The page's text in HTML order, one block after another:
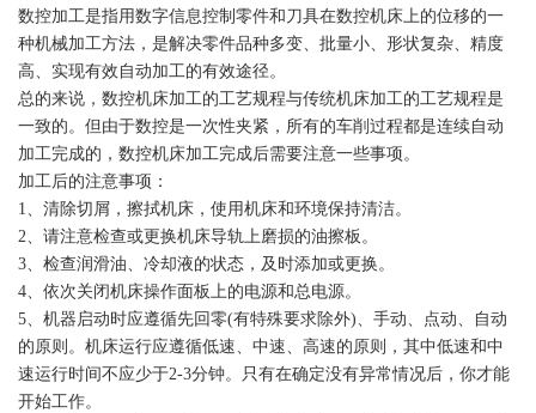
数控加工是指用数字信息控制零件和刀具在数控机床上的位移的一
种机械加工方法，是解决零件品种多变、批量小、形状复杂、精度
高、实现有效自动加工的有效途径。
总的来说，数控机床加工的工艺规程与传统机床加工的工艺规程是
一致的。但由于数控是一次性夹紧，所有的车削过程都是连续自动
加工完成的，数控机床加工完成后需要注意一些事项。
加工后的注意事项：
1、清除切屑，擦拭机床，使用机床和环境保持清洁。
2、请注意检查或更换机床导轨上磨损的油擦板。
3、检查润滑油、冷却液的状态，及时添加或更换。
4、依次关闭机床操作面板上的电源和总电源。
5、机器启动时应遵循先回零(有特殊要求除外)、手动、点动、自动
的原则。机床运行应遵循低速、中速、高速的原则，其中低速和中
速运行时间不应少于2-3分钟。只有在确定没有异常情况后，你才能
开始工作。